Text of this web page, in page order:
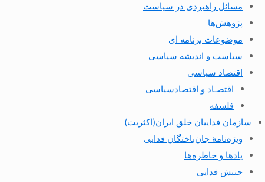
مسائل راهبردی در سیاست
پژوهش‌ها
موضوعات برنامه ای
سیاست و اندیشه سیاسی
اقتصاد سیاسی
اقتصـاد و اقتصاد‌سیاسی
فلسفه
سازمان فداییان خلق ایران(اکثریت)
ویژه‌نامهٔ جان‌باختگان فدایی
یادها و خاطره‌ها
جنبش فدایی